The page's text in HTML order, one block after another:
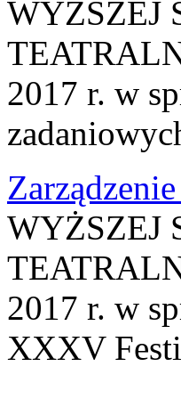
WYŻSZEJ
2017 r. w
WYŻSZEJ
2017 r. w
XXXV